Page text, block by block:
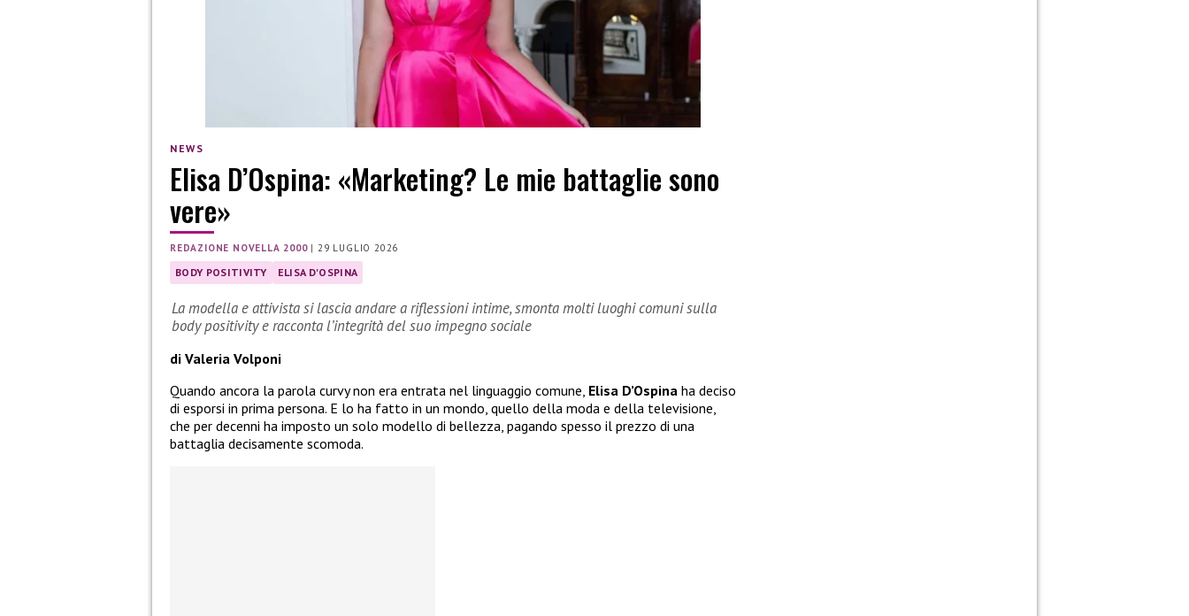
NEWS
Elisa D’Ospina: «Marketing? Le mie battaglie sono
vere»
REDAZIONE NOVELLA 2000|29 LUGLIO 2026
BODY POSITIVITY ELISA D'OSPINA
La modella e attivista si lascia andare a riflessioni intime, smonta molti luoghi comuni sulla
body positivity e racconta l’integrità del suo impegno sociale
di Valeria Volponi
Quando ancora la parola curvy non era entrata nel linguaggio comune, Elisa D’Ospina ha deciso
di esporsi in prima persona. E lo ha fatto in un mondo, quello della moda e della televisione,
che per decenni ha imposto un solo modello di bellezza, pagando spesso il prezzo di una
battaglia decisamente scomoda.